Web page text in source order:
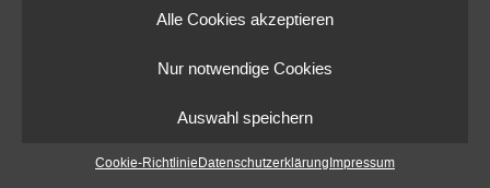
Alle Cookies akzeptieren
Nur notwendige Cookies
Auswahl speichern
Cookie-Richtlinie Datenschutzerklärung Impressum